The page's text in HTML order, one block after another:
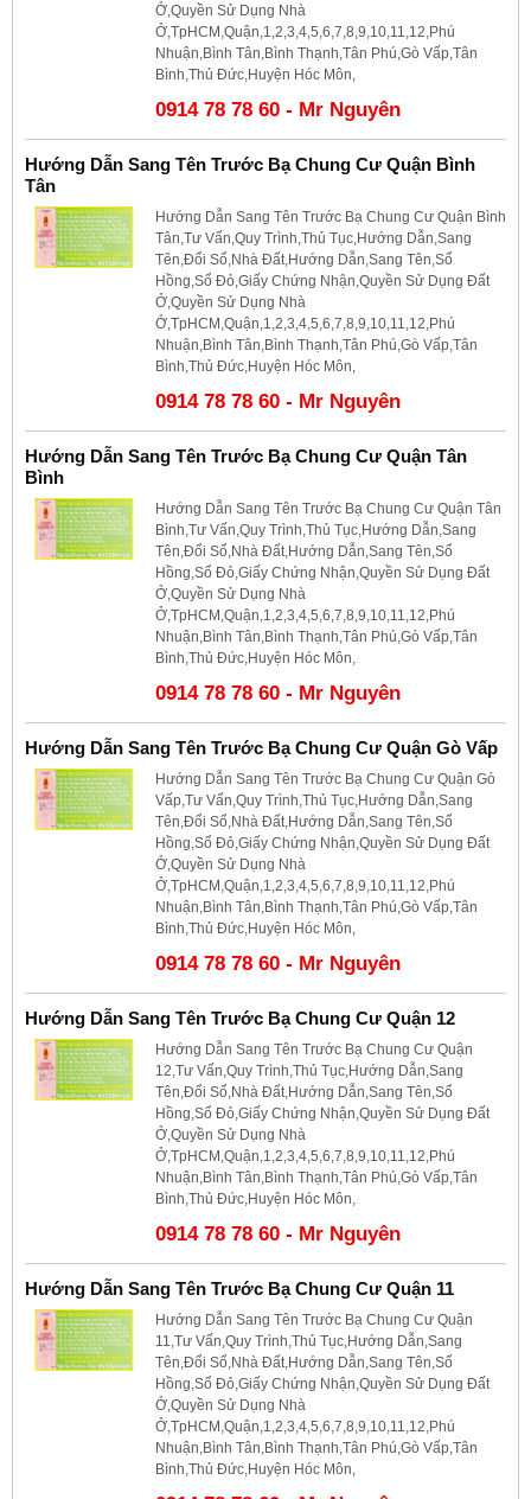
Ở,Quyền Sử Dụng Nhà
Ở,TpHCM,Quận,1,2,3,4,5,6,7,8,9,10,11,12,Phú
Nhuận,Bình Tân,Bình Thạnh,Tân Phú,Gò Vấp,Tân
Bình,Thủ Đức,Huyện Hóc Môn,
0914 78 78 60 - Mr Nguyên
Hướng Dẫn Sang Tên Trước Bạ Chung Cư Quận Bình
Tân
Hướng Dẫn Sang Tên Trước Bạ Chung Cư Quận Bình
Tân,Tư Vấn,Quy Trình,Thủ Tục,Hướng Dẫn,Sang
Tên,Đổi Sổ,Nhà Đất,Hướng Dẫn,Sang Tên,Sổ
Hồng,Sổ Đỏ,Giấy Chứng Nhận,Quyền Sử Dụng Đất
Ở,Quyền Sử Dụng Nhà
Ở,TpHCM,Quận,1,2,3,4,5,6,7,8,9,10,11,12,Phú
Nhuận,Bình Tân,Bình Thạnh,Tân Phú,Gò Vấp,Tân
Bình,Thủ Đức,Huyện Hóc Môn,
0914 78 78 60 - Mr Nguyên
Hướng Dẫn Sang Tên Trước Bạ Chung Cư Quận Tân
Bình
Hướng Dẫn Sang Tên Trước Bạ Chung Cư Quận Tân
Bình,Tư Vấn,Quy Trình,Thủ Tục,Hướng Dẫn,Sang
Tên,Đổi Sổ,Nhà Đất,Hướng Dẫn,Sang Tên,Sổ
Hồng,Sổ Đỏ,Giấy Chứng Nhận,Quyền Sử Dụng Đất
Ở,Quyền Sử Dụng Nhà
Ở,TpHCM,Quận,1,2,3,4,5,6,7,8,9,10,11,12,Phú
Nhuận,Bình Tân,Bình Thạnh,Tân Phú,Gò Vấp,Tân
Bình,Thủ Đức,Huyện Hóc Môn,
0914 78 78 60 - Mr Nguyên
Hướng Dẫn Sang Tên Trước Bạ Chung Cư Quận Gò Vấp
Hướng Dẫn Sang Tên Trước Bạ Chung Cư Quận Gò
Vấp,Tư Vấn,Quy Trình,Thủ Tục,Hướng Dẫn,Sang
Tên,Đổi Sổ,Nhà Đất,Hướng Dẫn,Sang Tên,Sổ
Hồng,Sổ Đỏ,Giấy Chứng Nhận,Quyền Sử Dụng Đất
Ở,Quyền Sử Dụng Nhà
Ở,TpHCM,Quận,1,2,3,4,5,6,7,8,9,10,11,12,Phú
Nhuận,Bình Tân,Bình Thạnh,Tân Phú,Gò Vấp,Tân
Bình,Thủ Đức,Huyện Hóc Môn,
0914 78 78 60 - Mr Nguyên
Hướng Dẫn Sang Tên Trước Bạ Chung Cư Quận 12
Hướng Dẫn Sang Tên Trước Bạ Chung Cư Quận
12,Tư Vấn,Quy Trình,Thủ Tục,Hướng Dẫn,Sang
Tên,Đổi Sổ,Nhà Đất,Hướng Dẫn,Sang Tên,Sổ
Hồng,Sổ Đỏ,Giấy Chứng Nhận,Quyền Sử Dụng Đất
Ở,Quyền Sử Dụng Nhà
Ở,TpHCM,Quận,1,2,3,4,5,6,7,8,9,10,11,12,Phú
Nhuận,Bình Tân,Bình Thạnh,Tân Phú,Gò Vấp,Tân
Bình,Thủ Đức,Huyện Hóc Môn,
0914 78 78 60 - Mr Nguyên
Hướng Dẫn Sang Tên Trước Bạ Chung Cư Quận 11
Hướng Dẫn Sang Tên Trước Bạ Chung Cư Quận
11,Tư Vấn,Quy Trình,Thủ Tục,Hướng Dẫn,Sang
Tên,Đổi Sổ,Nhà Đất,Hướng Dẫn,Sang Tên,Sổ
Hồng,Sổ Đỏ,Giấy Chứng Nhận,Quyền Sử Dụng Đất
Ở,Quyền Sử Dụng Nhà
Ở,TpHCM,Quận,1,2,3,4,5,6,7,8,9,10,11,12,Phú
Nhuận,Bình Tân,Bình Thạnh,Tân Phú,Gò Vấp,Tân
Bình,Thủ Đức,Huyện Hóc Môn,